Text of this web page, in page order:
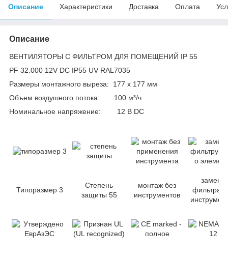
Описание Характеристики Доставка Оплата
Описание
ВЕНТИЛЯТОРЫ С ФИЛЬТРОМ ДЛЯ ПОМЕЩЕНИЙ IP 55
PF 32.000 12V DC IP55 UV RAL7035
Размеры монтажного выреза: 177 x 177 мм
Объем воздушного потока: 100 м³/ч
Номинальное напряжение: 12 B DC
Типоразмер 3
Степень
защиты 55
монтаж без
инструментов
замена
фильтра